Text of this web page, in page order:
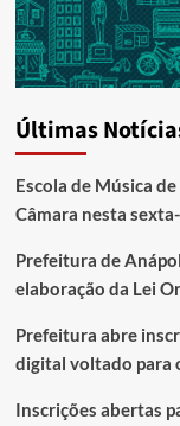
Últimas
Escola de Música
Câmara nesta
Prefeitura de
elaboração da Lei
Prefeitura abre
digital voltado para
Inscrições abertas